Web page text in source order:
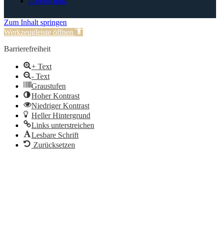
Zum Inhalt springen
Werkzeugleiste öffnen
Barrierefreiheit
+ Text
- Text
Graustufen
Hoher Kontrast
Niedriger Kontrast
Heller Hintergrund
Links unterstreichen
Lesbare Schrift
Zurücksetzen